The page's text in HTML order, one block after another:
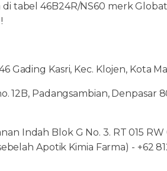
tabel 46B24R/NS60 merk
Gading Kasri, Kec. Klojen, Kota
12B, Padangsambian, Denpasar
Indah Blok G No. 3. RT 015 RW
Apotik Kimia Farma) - +62